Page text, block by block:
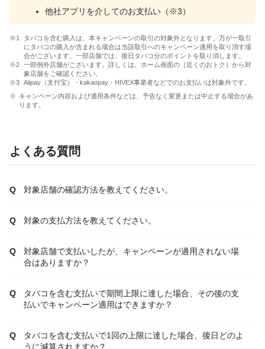
他社アプリを介してのお支払い（※3）
タバコを含む購入は、本キャンペーンの取引の対象外となります。万が一取引
にタバコの購入が含まれる場合は当該取引へのキャンペーン適用を取り消す場
合がございます。一部店舗では、後日タバコ分のポイントを取り消します。
一部例外店舗がございます。詳しくは、ホーム画面の［近くのおトク］から対
象店舗をご確認ください。
Alipay（支付宝）・kakaopay・HIVEX事業者などでのお支払いは対象外です。
キャンペーン内容および適用条件などは、予告なく変更または中止する場合があ
ります。
よくある質問
対象店舗の確認方法を教えてください。
対象の支払方法を教えてください。
対象店舗で支払いしたが、キャンペーンが適用されない場
合はありますか？
タバコを含む支払いで期間上限に達した場合、その後の支
払いでキャンペーン適用はできますか？
タバコを含む支払いで1回の上限に達した場合、後日どのよ
うに減算されますか？